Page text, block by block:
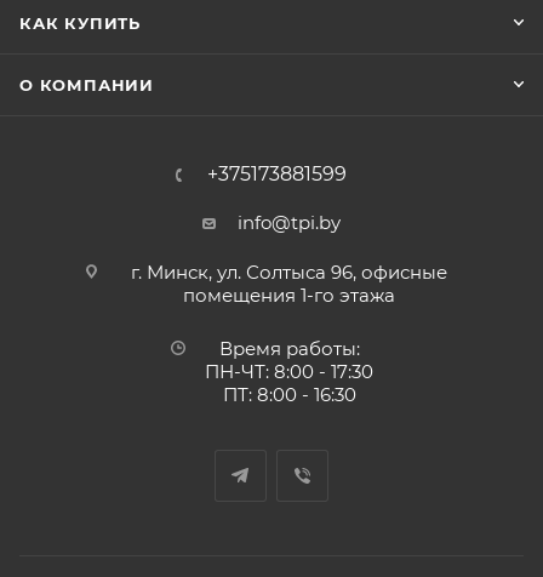
КАК КУПИТЬ
О КОМПАНИИ
+375173881599
info@tpi.by
г. Минск, ул. Солтыса 96, офисные
помещения 1-го этажа
Время работы:
ПН-ЧТ: 8:00 - 17:30
ПТ: 8:00 - 16:30